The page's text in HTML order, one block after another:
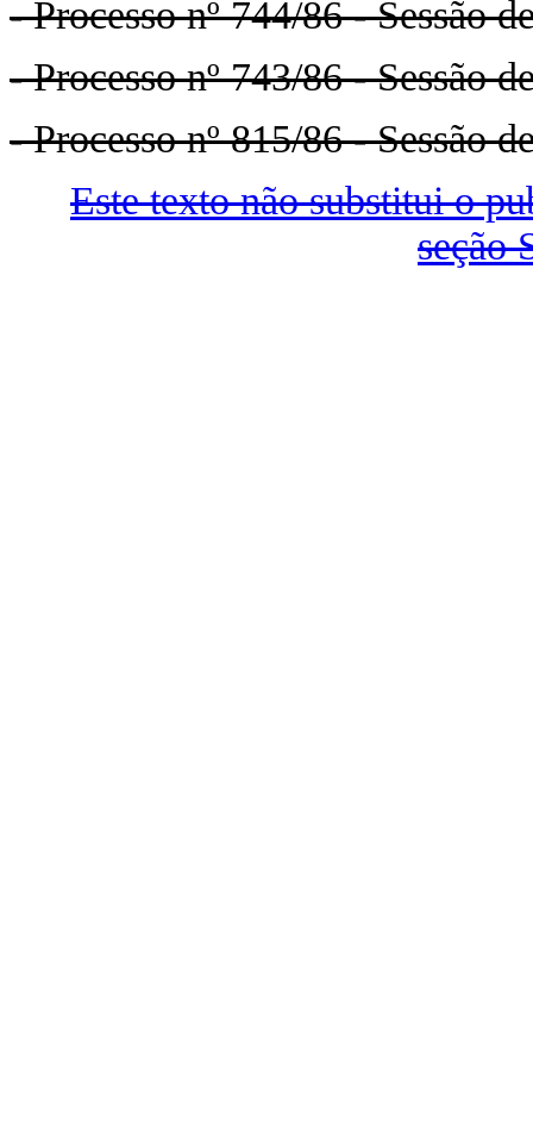
- Processo nº 744/86 - Sessão
- Processo nº 743/86 - Sessão
- Processo nº 815/86 - Sessão
Este texto não substitui o
seção